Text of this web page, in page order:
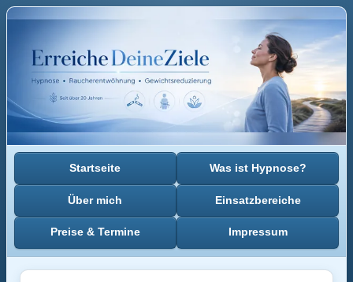
Startseite Was ist Hypnose?
Über mich Einsatzbereiche
Preise & Termine Impressum